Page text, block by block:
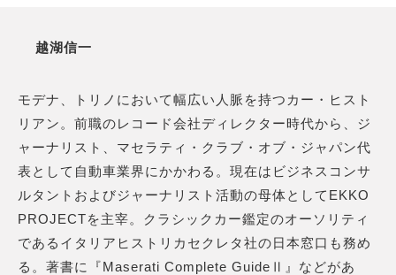
越湖信一
モデナ、トリノにおいて幅広い人脈を持つカー・ヒスト
リアン。前職のレコード会社ディレクター時代から、ジ
ャーナリスト、マセラティ・クラブ・オブ・ジャパン代
表として自動車業界にかかわる。現在はビジネスコンサ
ルタントおよびジャーナリスト活動の母体としてEKKO
PROJECTを主宰。クラシックカー鑑定のオーソリティ
であるイタリアヒストリカセクレタ社の日本窓口も務め
る。著書に『Maserati Complete GuideⅡ』などがあ